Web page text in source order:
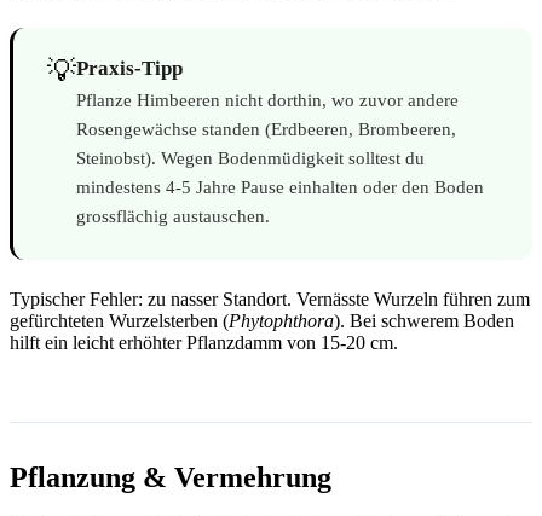
💡Praxis-Tipp
Pflanze Himbeeren nicht dorthin, wo zuvor andere
Rosengewächse standen (Erdbeeren, Brombeeren,
Steinobst). Wegen Bodenmüdigkeit solltest du
mindestens 4-5 Jahre Pause einhalten oder den Boden
grossflächig austauschen.
Typischer Fehler: zu nasser Standort. Vernässte Wurzeln führen zum
gefürchteten Wurzelsterben (Phytophthora). Bei schwerem Boden
hilft ein leicht erhöhter Pflanzdamm von 15-20 cm.
Pflanzung & Vermehrung